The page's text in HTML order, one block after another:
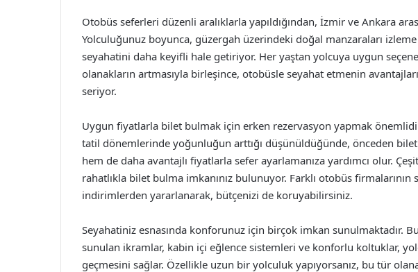
Otobüs seferleri düzenli aralıklarla yapıldığından, İzmir ve Ankara
Yolculuğunuz boyunca, güzergah üzerindeki doğal manzaraları izleme
seyahatini daha keyifli hale getiriyor. Her yaştan yolcuya uygun
olanakların artmasıyla birleşince, otobüsle seyahat etmenin
seriyor.
Uygun fiyatlarla bilet bulmak için erken rezervasyon yapmak
tatil dönemlerinde yoğunluğun arttığı düşünüldüğünde, önceden
hem de daha avantajlı fiyatlarla sefer ayarlamanıza yardımcı olur.
rahatlıkla bilet bulma imkanınız bulunuyor. Farklı otobüs
indirimlerden yararlanarak, bütçenizi de koruyabilirsiniz.
Seyahatiniz esnasında konforunuz için birçok imkan sunulmaktadır.
sunulan ikramlar, kabin içi eğlence sistemleri ve konforlu koltuklar,
geçmesini sağlar. Özellikle uzun bir yolculuk yapıyorsanız, bu tür